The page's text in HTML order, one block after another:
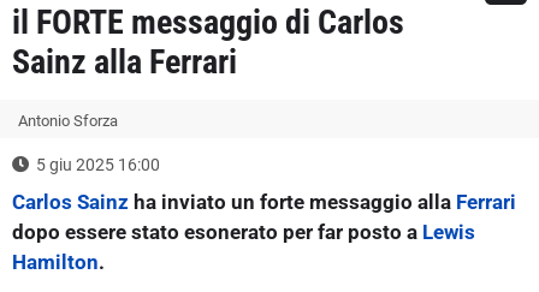
il FORTE messaggio di Carlos
Sainz alla Ferrari
Antonio Sforza
5 giu 2025 16:00
Carlos Sainz ha inviato un forte messaggio alla Ferrari
dopo essere stato esonerato per far posto a Lewis
Hamilton.